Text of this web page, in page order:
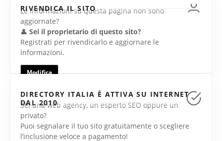
RIVENDICA IL SITO
Le informazioni su questa pagina non sono
aggiornate?
👤 Sei il proprietario di questo sito?
Registrati per rivendicarlo e aggiornare le
informazioni.
Modifica
DIRECTORY ITALIA È ATTIVA SU INTERNET
DAL 2010
Sei una web agency, un esperto SEO oppure un
privato?
Puoi segnalare il tuo sito gratuitamente o scegliere
l’inclusione veloce a pagamento!